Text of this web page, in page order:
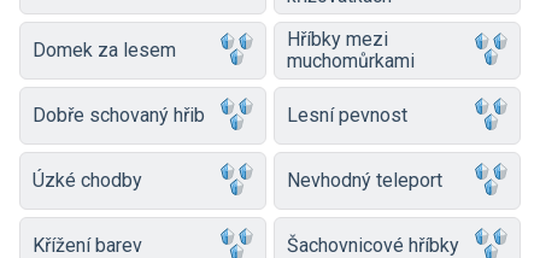
Domek za lesem
Hříbky mezi
muchomůrkami
Dobře schovaný hřib Lesní pevnost
Úzké chodby Nevhodný teleport
Křížení barev Šachovnicové hříbky